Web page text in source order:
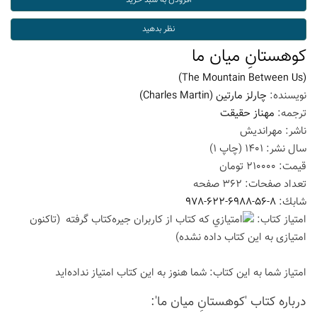
کوهستانِ میان ما
(The Mountain Between Us)
نویسنده: چارلز مارتین (Charles Martin)
ترجمه: مهناز حقیقت
ناشر: مهراندیش
سال نشر: 1401 (چاپ 1
)
قیمت: 210000 تومان
تعداد صفحات: 362 صفحه
شابك: 978-622-6988-56-8
امتیاز كتاب:
(تاكنون
امتیازی به این كتاب داده نشده)
امتیاز شما به این كتاب: شما هنوز به این كتاب امتیاز نداده‌اید
درباره كتاب 'کوهستانِ میان ما':